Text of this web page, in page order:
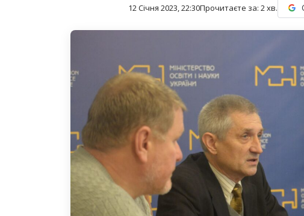
12 Січня 2023, 22:30Прочитаєте за: 2хв.